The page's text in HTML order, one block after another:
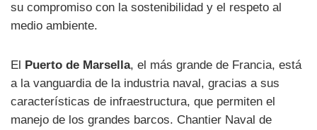
su compromiso con la sostenibilidad y el respeto al
medio ambiente.
El Puerto de Marsella, el más grande de Francia, está
a la vanguardia de la industria naval, gracias a sus
características de infraestructura, que permiten el
manejo de los grandes barcos. Chantier Naval de